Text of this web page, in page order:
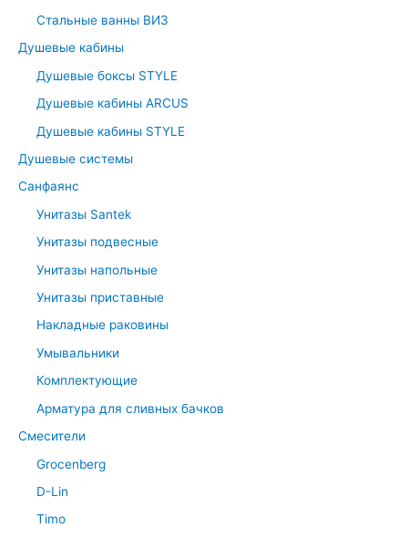
:
Стальные ванны ВИЗ
Душевые кабины
Душевые боксы STYLE
Душевые кабины ARCUS
Душевые кабины STYLE
Душевые системы
Санфаянс
Унитазы Santek
Унитазы подвесные
Унитазы напольные
Унитазы приставные
Накладные раковины
Умывальники
Комплектующие
Арматура для сливных бачков
Смесители
Grocenberg
D-Lin
Timo